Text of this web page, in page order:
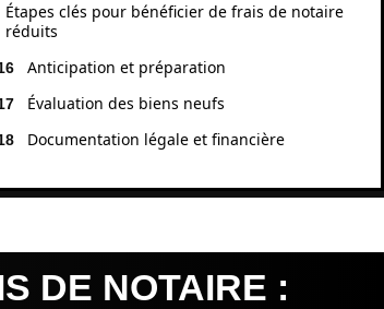
Étapes clés pour bénéficier de frais de notaire
réduits
Anticipation et préparation
Évaluation des biens neufs
Documentation légale et financière
DE NOTAIRE :